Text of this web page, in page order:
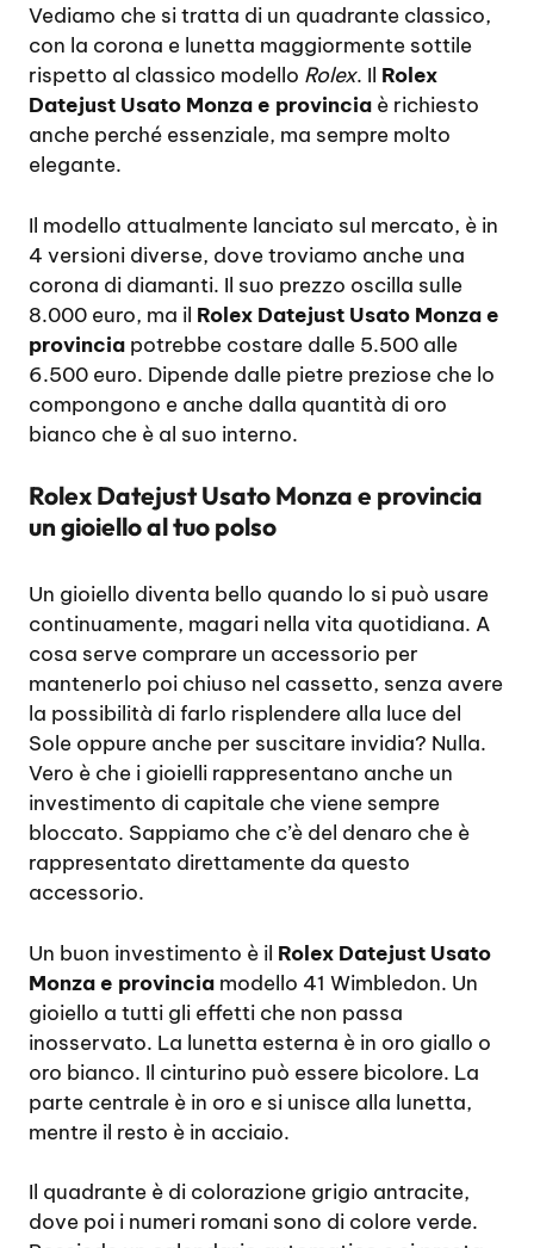
Vediamo che si tratta di un quadrante classico,
con la corona e lunetta maggiormente sottile
rispetto al classico modello Rolex. Il Rolex
Datejust Usato Monza e provincia è richiesto
anche perché essenziale, ma sempre molto
elegante.
Il modello attualmente lanciato sul mercato, è in
4 versioni diverse, dove troviamo anche una
corona di diamanti. Il suo prezzo oscilla sulle
8.000 euro, ma il Rolex Datejust Usato Monza e
provincia potrebbe costare dalle 5.500 alle
6.500 euro. Dipende dalle pietre preziose che lo
compongono e anche dalla quantità di oro
bianco che è al suo interno.
Rolex Datejust Usato Monza e provincia
un gioiello al tuo polso
Un gioiello diventa bello quando lo si può usare
continuamente, magari nella vita quotidiana. A
cosa serve comprare un accessorio per
mantenerlo poi chiuso nel cassetto, senza avere
la possibilità di farlo risplendere alla luce del
Sole oppure anche per suscitare invidia? Nulla.
Vero è che i gioielli rappresentano anche un
investimento di capitale che viene sempre
bloccato. Sappiamo che c’è del denaro che è
rappresentato direttamente da questo
accessorio.
Un buon investimento è il Rolex Datejust Usato
Monza e provincia modello 41 Wimbledon. Un
gioiello a tutti gli effetti che non passa
inosservato. La lunetta esterna è in oro giallo o
oro bianco. Il cinturino può essere bicolore. La
parte centrale è in oro e si unisce alla lunetta,
mentre il resto è in acciaio.
Il quadrante è di colorazione grigio antracite,
dove poi i numeri romani sono di colore verde.